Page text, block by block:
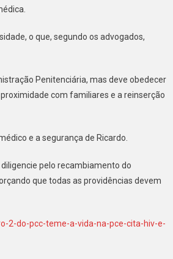
o que, segundo os advogados,
Penitenciária, mas deve obedecer
com familiares e a reinserção
e a segurança de Ricardo.
pelo recambiamento do
que todas as providências devem
2-do-pcc-teme-a-vida-na-pce-cita-hiv-e-